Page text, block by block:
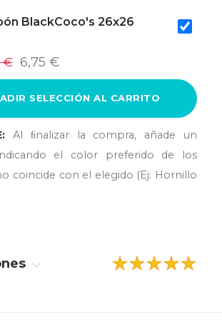
BlackCoco's 26x26
€ 6,75 €
SELECCIÓN AL CARRITO
Al ﬁnalizar la compra, añade un
el color preferido de los
coincide con el elegido (Ej: Hornillo